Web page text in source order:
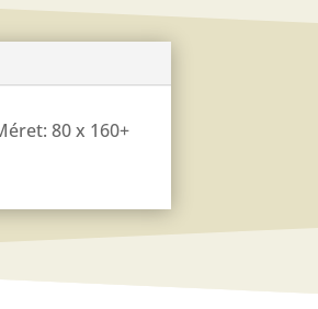
80 x 160+